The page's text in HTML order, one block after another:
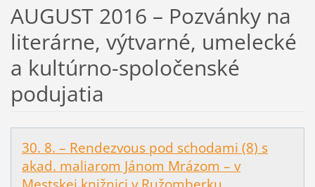
AUGUST 2016 – Pozvánky na
literárne, výtvarné, umelecké
a kultúrno-spoločenské
podujatia
30. 8. – Rendezvous pod schodami (8) s
akad. maliarom Jánom Mrázom – v